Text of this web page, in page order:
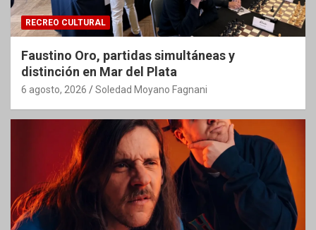
RECREO CULTURAL
Faustino Oro, partidas simultáneas y
distinción en Mar del Plata
6 agosto, 2026 Soledad Moyano Fagnani